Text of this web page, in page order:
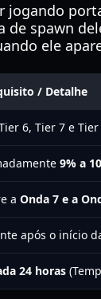
jogando
spawn
ele
/ Detalhe
6, Tier 7 e Tier
9% a
a Onda 7 e a
após o início
24 horas